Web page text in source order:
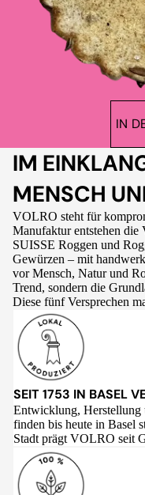
IN
IM
MENSCH
VOLRO steht für
Manufaktur entstehen
SUISSE Roggen und
Gewürzen – mit
vor Mensch, Natur und
Trend, sondern die
Diese fünf Versprechen
SEIT 1753 IN BASEL
Entwicklung, Herstellung
finden bis heute in Basel
Stadt prägt VOLRO seit